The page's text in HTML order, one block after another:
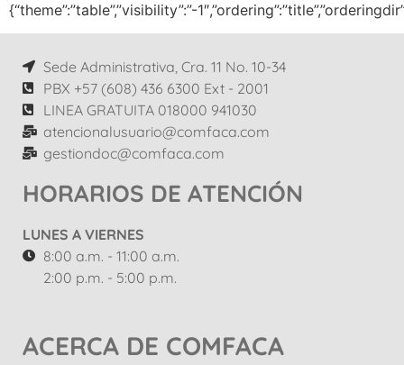
{“theme”:”table”,”visibility”:”-
Sede Administrativa, Cra. 11 No. 10-34
PBX +57 (608) 436 6300 Ext - 2001
LINEA GRATUITA 018000 941030
atencionalusuario@comfaca.com
gestiondoc@comfaca.com
HORARIOS DE ATENCIÓN
LUNES A VIERNES
8:00 a.m. - 11:00 a.m.
2:00 p.m. - 5:00 p.m.
ACERCA DE COMFACA